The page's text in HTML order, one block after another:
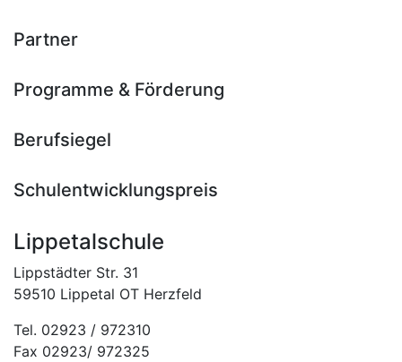
Partner
Programme & Förderung
Berufsiegel
Schulentwicklungspreis
Lippetalschule
Lippstädter Str. 31
59510 Lippetal OT Herzfeld
Tel. 02923 / 972310
Fax 02923/ 972325